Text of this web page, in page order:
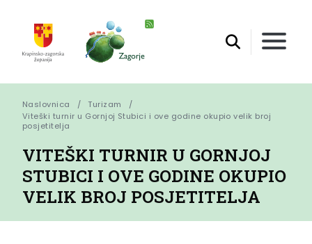
Naslovnica
Turizam
Viteški turnir u Gornjoj Stubici i ove godine okupio velik broj
posjetitelja
VITEŠKI TURNIR U GORNJOJ
STUBICI I OVE GODINE OKUPIO
VELIK BROJ POSJETITELJA